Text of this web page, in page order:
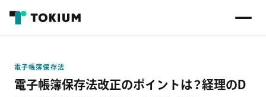
電子帳簿保存法
電子帳簿保存法改正のポイントは？経理のD